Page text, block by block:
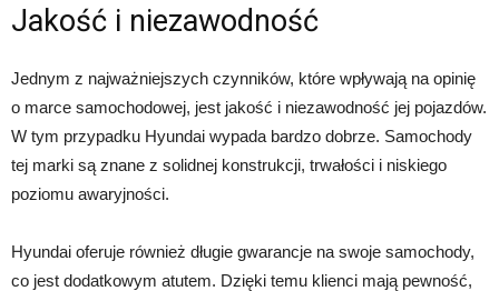
Jakość i niezawodność
Jednym z najważniejszych czynników, które wpływają na opinię
o marce samochodowej, jest jakość i niezawodność jej pojazdów.
W tym przypadku Hyundai wypada bardzo dobrze. Samochody
tej marki są znane z solidnej konstrukcji, trwałości i niskiego
poziomu awaryjności.
Hyundai oferuje również długie gwarancje na swoje samochody,
co jest dodatkowym atutem. Dzięki temu klienci mają pewność,